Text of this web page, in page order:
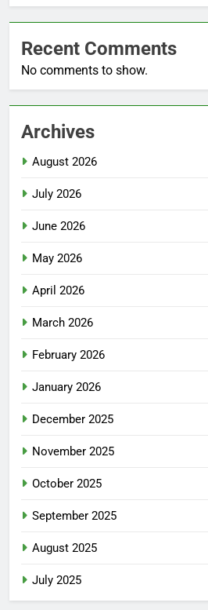
Recent Comments
No comments to show.
Archives
August 2026
July 2026
June 2026
May 2026
April 2026
March 2026
February 2026
January 2026
December 2025
November 2025
October 2025
September 2025
August 2025
July 2025